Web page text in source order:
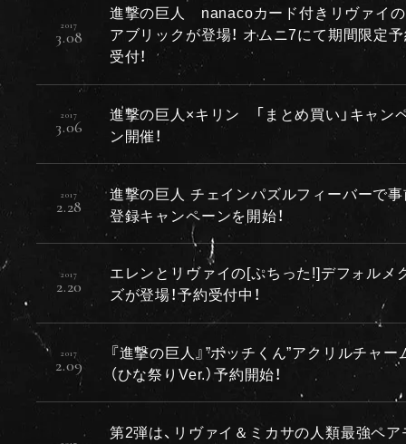
2017
3.08
進撃の巨人 nanacoカード付きリヴァイ
アブリックが登場！ オムニ7にて期間限定
受付！
2017
3.06
進撃の巨人×キリン 「まとめ買い」キャン
ン開催！
2017
2.28
進撃の巨人 チェインパズルフィーバーで
登録キャンペーンを開始！
2017
2.20
エレンとリヴァイの[ぷちった!]デフォルメ
ズが登場！予約受付中！
2017
2.09
『進撃の巨人』”ボッチくん”アクリルチャー
（ひな祭りVer.）予約開始！
第2弾は、リヴァイ＆ミカサの人類最強ペア